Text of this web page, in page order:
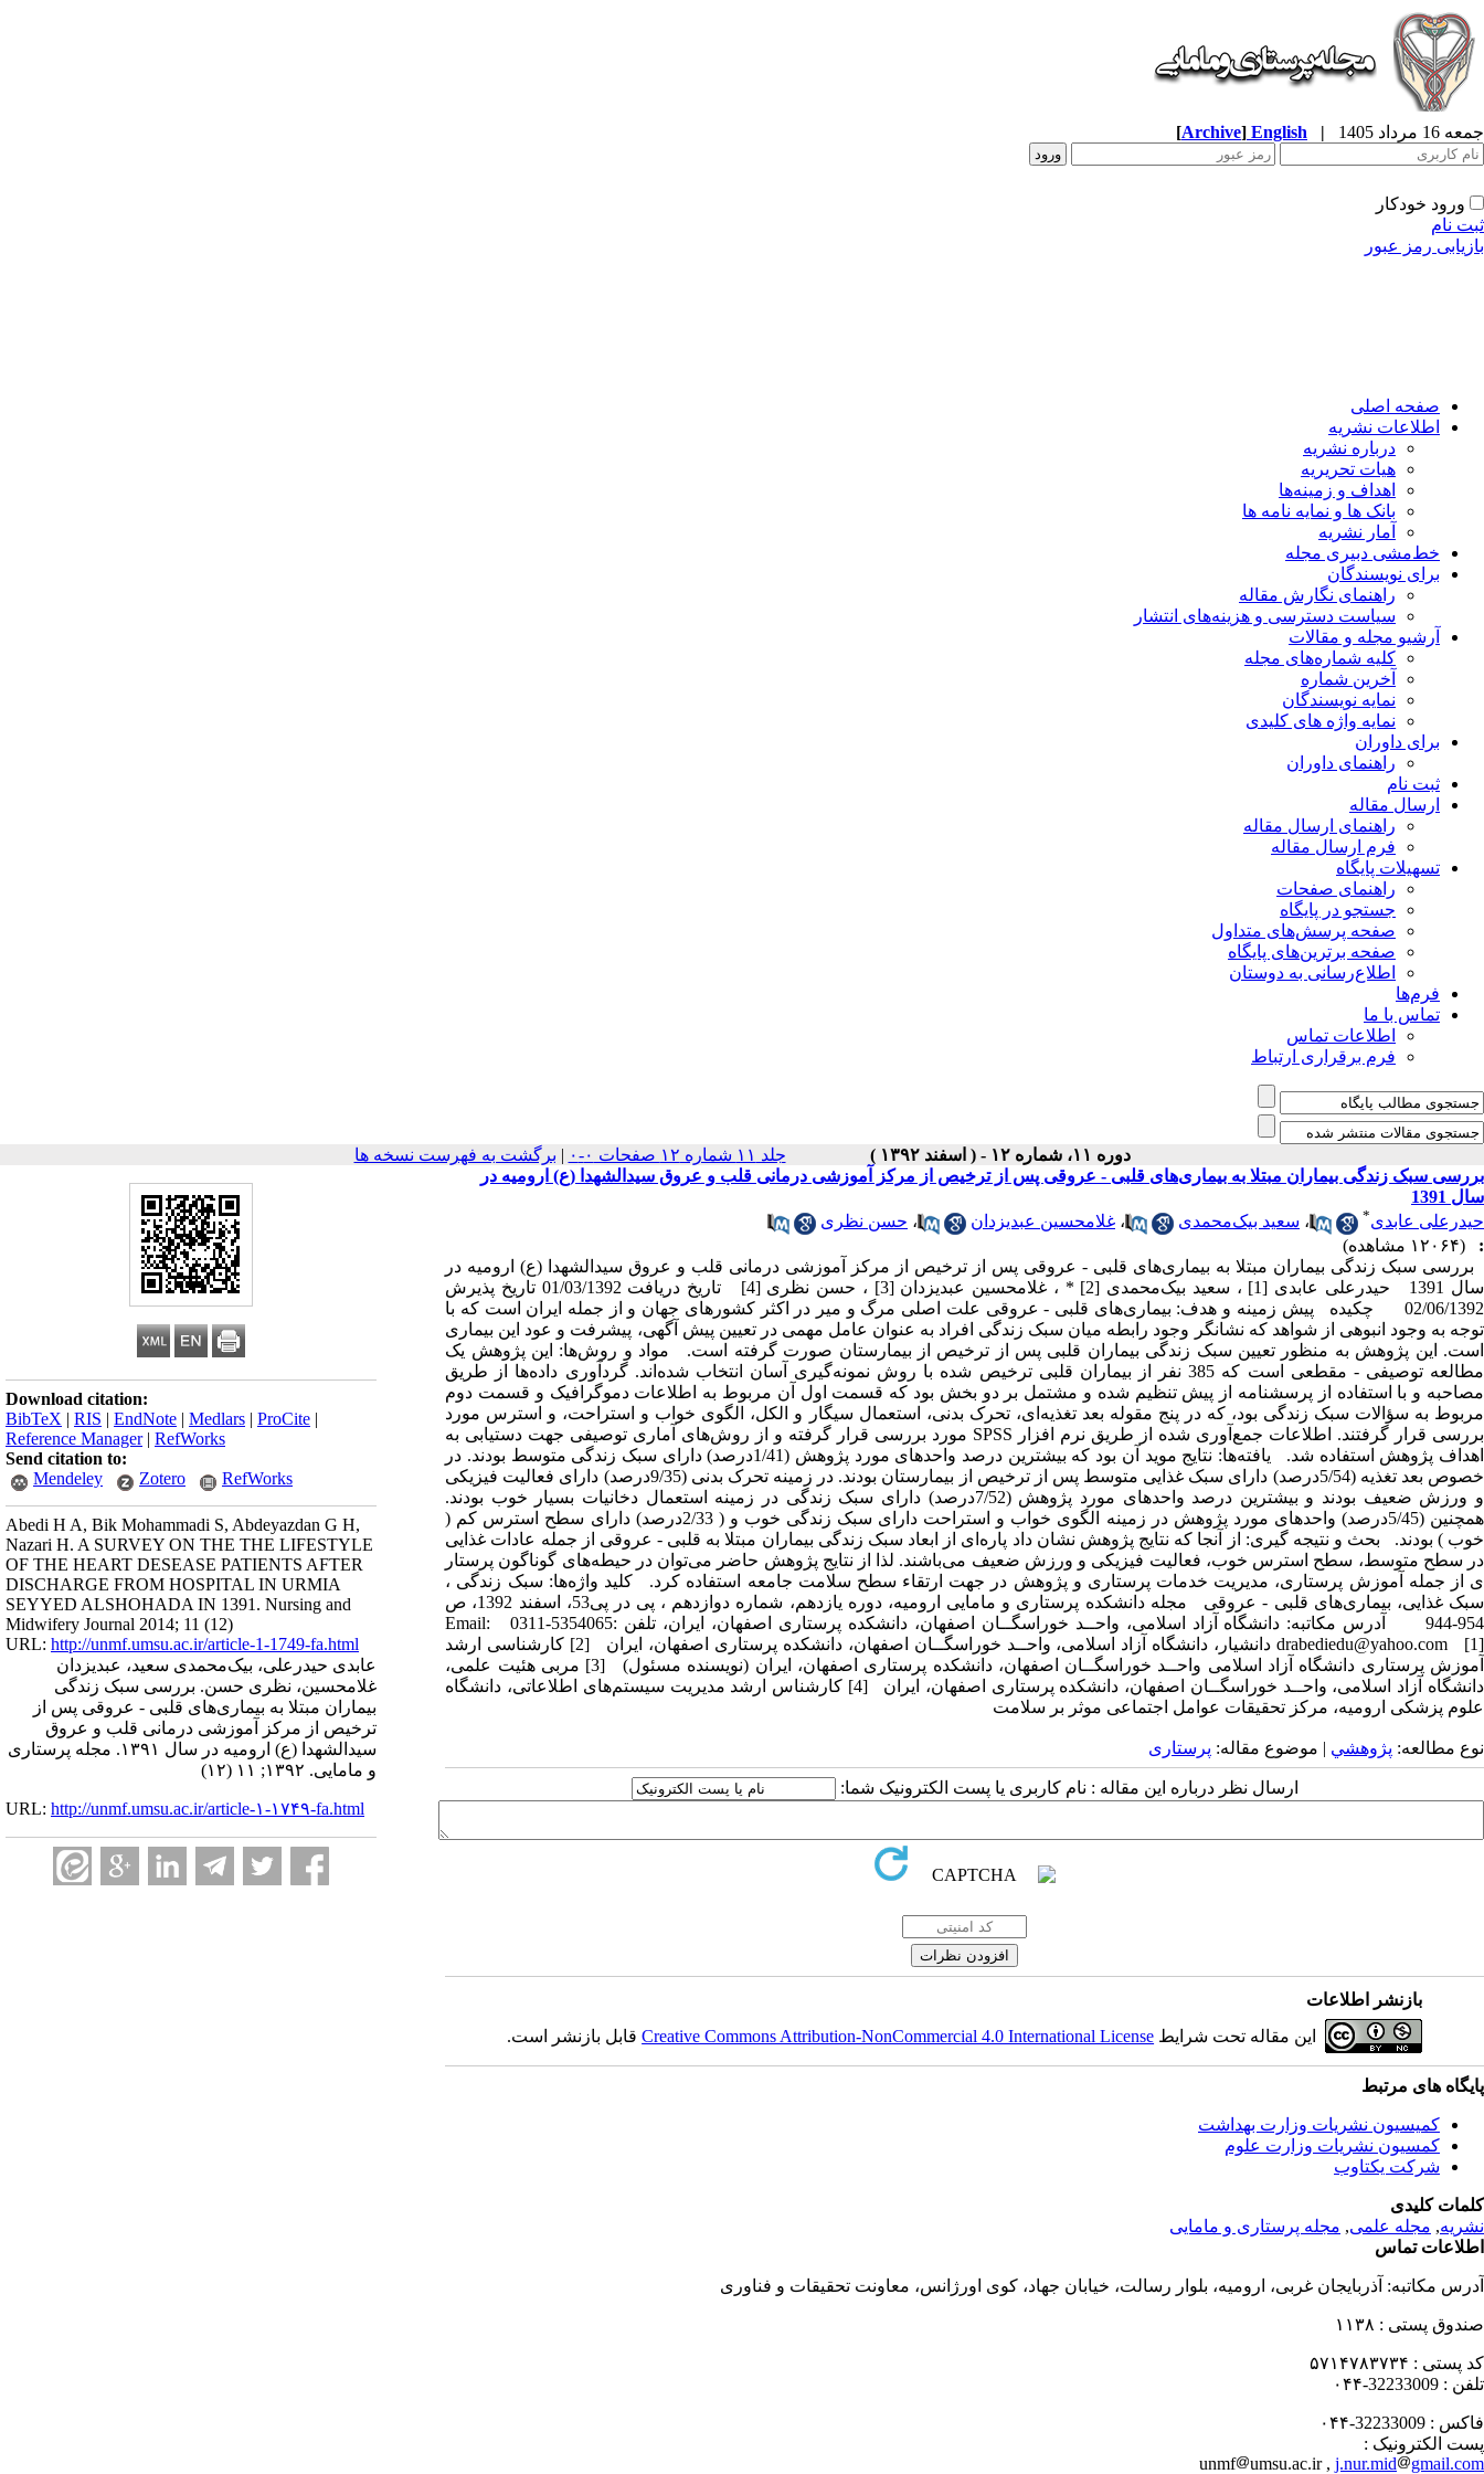
جمعه 16 مرداد 1405 |
English
[Archive]
ورود خودکار
ثبت نام
بازیابی رمز عبور
صفحه اصلی
اطلاعات نشریه
درباره نشریه
هیات تحریریه
اهداف و زمینه‌ها
بانک ها و نمایه نامه ها
آمار نشریه
خط‌مشی دبیری مجله
برای نویسندگان
راهنمای نگارش مقاله
سیاست دسترسی و هزینه‌های انتشار
آرشیو مجله و مقالات
کلیه شماره‌های مجله
آخرین شماره
نمایه نویسندگان
نمایه واژه های کلیدی
برای داوران
راهنمای داوران
ثبت نام
ارسال مقاله
راهنمای ارسال مقاله
فرم ارسال مقاله
تسهیلات پایگاه
راهنمای صفحات
جستجو در پایگاه
صفحه پرسش‌های متداول
صفحه برترین‌های پایگاه
اطلاع‌رسانی به دوستان
فرم‌ها
تماس با ما
اطلاعات تماس
فرم برقراری ارتباط
دوره ۱۱، شماره ۱۲ - ( اسفند ۱۳۹۲ ) جلد ۱۱ شماره ۱۲ صفحات ۰-۰ | برگشت به فهرست نسخه ها
Download citation:
BibTeX | RIS | EndNote | Medlars | ProCite |
Reference Manager| RefWorks
Send citation to:
Mendeley
Zotero RefWorks
Abedi H A, Bik Mohammadi S, Abdeyazdan G H,
Nazari H. A SURVEY ON THE THE LIFESTYLE
OF THE HEART DESEASE PATIENTS AFTER
DISCHARGE FROM HOSPITAL IN URMIA
SEYYED ALSHOHADA IN 1391. Nursing and
Midwifery Journal 2014; 11 (12)
URL: http://unmf.umsu.ac.ir/article-1-1749-fa.html
عابدی حیدرعلی، بیک‌‌محمدی سعید، عبدیزدان
غلامحسین، نظری حسن. بررسی سبک زندگی
بیماران مبتلا به بیماری‌های قلبی - عروقی پس از
ترخیص از مرکز آموزشی درمانی قلب و عروق
سیدالشهدا (ع) ارومیه در سال ۱۳۹۱. مجله پرستاری
و مامایی. ۱۳۹۲; ۱۱ (۱۲)
URL: http://unmf.umsu.ac.ir/article-۱-۱۷۴۹-fa.html
بررسی سبک زندگی بیماران مبتلا به بیماری‌های قلبی - عروقی پس از ترخیص از مرکز آموزشی درمانی قلب و عروق سیدالشهدا (ع) ارومیه در
سال 1391
حیدرعلی عابدی* ، سعید بیک‌‌محمدی ، غلامحسین عبدیزدان ، حسن نظری
:
(۱۲۰۶۴ مشاهده)
بررسی سبک زندگی بیماران مبتلا به بیماری‌های قلبی - عروقی پس از ترخیص از مرکز آموزشی درمانی قلب و عروق سیدالشهدا (ع) ارومیه در
سال 1391 حیدرعلی عابدی [1] ، سعید بیک‌‌محمدی [2] * ، غلامحسین عبدیزدان [3] ، حسن نظری [4] تاریخ دریافت 01/03/1392 تاریخ پذیرش
02/06/1392 چکیده پیش زمینه و هدف: بیماری‌های قلبی - عروقی علت اصلی مرگ و میر در اکثر کشورهای جهان و از جمله ایران است که با
توجه به وجود انبوهی از شواهد که نشانگر وجود رابطه میان سبک زندگی افراد به عنوان عامل مهمی در تعیین پیش آگهی، پیشرفت و عود این بیماری
است. این پژوهش به منظور تعیین سبک زندگی بیماران قلبی پس از ترخیص از بیمارستان صورت گرفته است. مواد و روش‌ها: این پژوهش یک
مطالعه توصیفی - مقطعی است که 385 نفر از بیماران قلبی ترخیص شده با روش نمونه‌گیری آسان انتخاب شده‌اند. گردآوری داده‌ها از طریق
مصاحبه و با استفاده از پرسشنامه از پیش تنظیم شده و مشتمل بر دو بخش بود که قسمت اول آن مربوط به اطلاعات دموگرافیک و قسمت دوم
مربوط به سؤالات سبک زندگی بود، که در پنج مقوله بعد تغذیه‌ای، تحرک بدنی، استعمال سیگار و الکل، الگوی خواب و استراحت، و استرس مورد
بررسی قرار گرفتند. اطلاعات جمع‌آوری شده از طریق نرم افزار SPSS مورد بررسی قرار گرفته و از روش‌های آماری توصیفی جهت دستیابی به
اهداف پژوهش استفاده شد. یافته‌ها: نتایج موید آن بود که بیشترین درصد واحدهای مورد پژوهش (1/41درصد) دارای سبک زندگی متوسط بودند. در
خصوص بعد تغذیه (5/54درصد) دارای سبک غذایی متوسط پس از ترخیص از بیمارستان بودند. در زمینه تحرک بدنی (9/35درصد) دارای فعالیت فیزیکی
و ورزش ضعیف بودند و بیشترین درصد واحدهای مورد پژوهش (7/52درصد) دارای سبک زندگی در زمینه استعمال دخانیات بسیار خوب بودند.
همچنین (5/45درصد) واحدهای مورد پژوهش در زمینه الگوی خواب و استراحت دارای سبک زندگی خوب و ( 2/33درصد) دارای سطح استرس کم (
خوب ) بودند. بحث و نتیجه گیری: از آنجا که نتایج پژوهش نشان داد پاره‌ای از ابعاد سبک زندگی بیماران مبتلا به قلبی - عروقی از جمله عادات غذایی
در سطح متوسط، سطح استرس خوب، فعالیت فیزیکی و ورزش ضعیف می‌باشند. لذا از نتایج پژوهش حاضر می‌توان در حیطه‌های گوناگون پرستار
ی از جمله آموزش پرستاری، مدیریت خدمات پرستاری و پژوهش در جهت ارتقاء سطح سلامت جامعه استفاده کرد. کلید واژه‌ها: سبک زندگی ،
سبک غذایی، بیماری‌های قلبی - عروقی مجله دانشکده پرستاری و مامایی ارومیه، دوره یازدهم، شماره دوازدهم ، پی در پی53، اسفند 1392، ص
954-944 آدرس مکاتبه: دانشگاه آزاد اسلامی، واحــد خوراسگــان اصفهان، دانشکده پرستاری اصفهان، ایران، تلفن :5354065-0311 Email:
drabediedu@yahoo.com [1] دانشیار، دانشگاه آزاد اسلامی، واحــد خوراسگــان اصفهان، دانشکده پرستاری اصفهان، ایران [2] کارشناسی ارشد
آموزش پرستاری دانشگاه آزاد اسلامی واحــد خوراسگــان اصفهان، دانشکده پرستاری اصفهان، ایران (نویسنده مسئول) [3] مربی هئیت علمی،
دانشگاه آزاد اسلامی، واحــد خوراسگــان اصفهان، دانشکده پرستاری اصفهان، ایران [4] کارشناس ارشد مدیریت سیستم‌های اطلاعاتی، دانشگاه
علوم پزشکی ارومیه، مرکز تحقیقات عوامل اجتماعی موثر بر سلامت
نوع مطالعه: پژوهشي | موضوع مقاله: پرستاری
ارسال نظر درباره این مقاله : نام کاربری یا پست الکترونیک شما:
بازنشر اطلاعات
این مقاله تحت شرایط Creative Commons Attribution-NonCommercial 4.0 International Licenseقابل بازنشر است.
پایگاه های مرتبط
کمیسیون نشریات وزارت بهداشت
کمسیون نشریات وزارت علوم
شرکت یکتاوب
کلمات کلیدی
نشریه, مجله علمی, مجله پرستاری و مامایی
اطلاعات تماس
آدرس مکاتبه: آذربایجان غربی، ارومیه، بلوار رسالت، خیابان جهاد، کوی اورژانس، معاونت تحقیقات و فناوری
صندوق پستی : ۱۱۳۸
کد پستی : ۵۷۱۴۷۸۳۷۳۴
تلفن : 32233009-۰۴۴
فاکس : 32233009-۰۴۴
پست الکترونیک :
unmf
umsu.ac.ir , j.nur.mid gmail.com